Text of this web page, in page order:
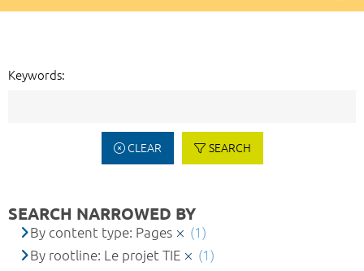
Keywords:
CLEAR SEARCH
SEARCH NARROWED BY
By content type: Pages
(1)
By rootline: Le projet TIE
(1)